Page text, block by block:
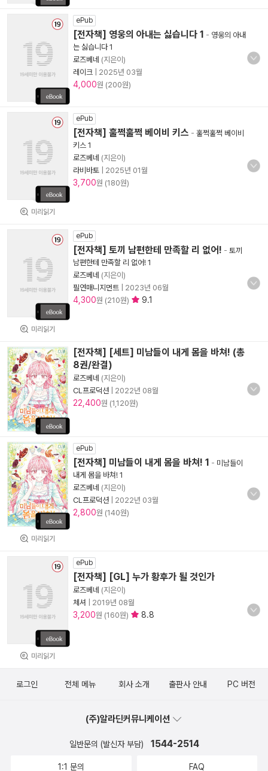
ePub
[전자책] 영웅의 아내는 싫습니다 1 - 영웅의 아내
는 싫습니다 1
로즈베네 (지은이)
레이크
2025년 03월
4,000원 (200원)
미리읽기
ePub
[전자책] 훌쩍훌쩍 베이비 키스 - 훌쩍훌쩍 베이비
키스 1
로즈베네 (지은이)
라비바토
2025년 01월
3,700원 (180원)
미리읽기
ePub
[전자책] 토끼 남편한테 만족할 리 없어! - 토끼
남편한테 만족할 리 없어! 1
로즈베네 (지은이)
필연매니지먼트
2023년 06월
4,300원 (210원) 9.1
[전자책] [세트] 미남들이 내게 몸을 바쳐! (총
8권/완결)
로즈베네 (지은이)
CL프로덕션
2022년 08월
22,400원 (1,120원)
미리읽기
ePub
[전자책] 미남들이 내게 몸을 바쳐! 1 - 미남들이
내게 몸을 바쳐! 1
로즈베네 (지은이)
CL프로덕션
2022년 03월
2,800원 (140원)
미리읽기
ePub
[전자책] [GL] 누가 황후가 될 것인가
로즈베네 (지은이)
체셔
2019년 08월
3,200원 (160원) 8.8
로그인 전체 메뉴 회사 소개 출판사 안내 PC 버전
(주)알라딘커뮤니케이션
일반문의 (발신자 부담) 1544-2514
1:1 문의 FAQ